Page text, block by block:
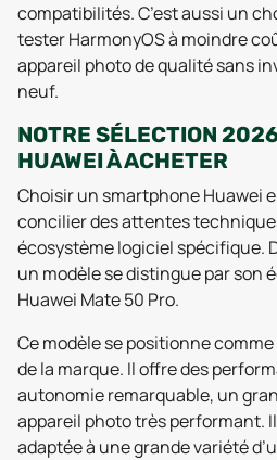
compatibilités. C’est aussi un
tester HarmonyOS à moindre
appareil photo de qualité sans
neuf.
NOTRE SÉLECTION
HUAWEI À ACHETER
Choisir un smartphone Huawei
concilier des attentes
écosystème logiciel spécifique.
un modèle se distingue par son
Huawei Mate 50 Pro.
Ce modèle se positionne
de la marque. Il offre des
autonomie remarquable, un
appareil photo très performant.
adaptée à une grande variété